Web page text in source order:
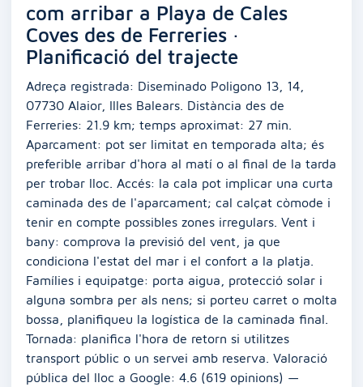
com arribar a Playa de Cales
Coves des de Ferreries ·
Planificació del trajecte
Adreça registrada: Diseminado Poligono 13, 14,
07730 Alaior, Illes Balears. Distància des de
Ferreries: 21.9 km; temps aproximat: 27 min.
Aparcament: pot ser limitat en temporada alta; és
preferible arribar d'hora al matí o al final de la tarda
per trobar lloc. Accés: la cala pot implicar una curta
caminada des de l'aparcament; cal calçat còmode i
tenir en compte possibles zones irregulars. Vent i
bany: comprova la previsió del vent, ja que
condiciona l'estat del mar i el confort a la platja.
Famílies i equipatge: porta aigua, protecció solar i
alguna sombra per als nens; si porteu carret o molta
bossa, planifiqueu la logística de la caminada final.
Tornada: planifica l'hora de retorn si utilitzes
transport públic o un servei amb reserva. Valoració
pública del lloc a Google: 4.6 (619 opinions) —